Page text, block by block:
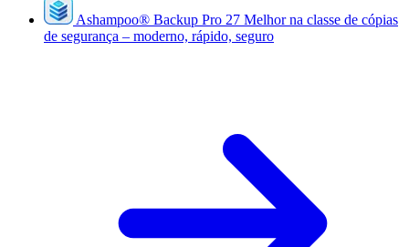
Ashampoo® Backup Pro 27 Melhor na classe de cópias
de segurança – moderno, rápido, seguro